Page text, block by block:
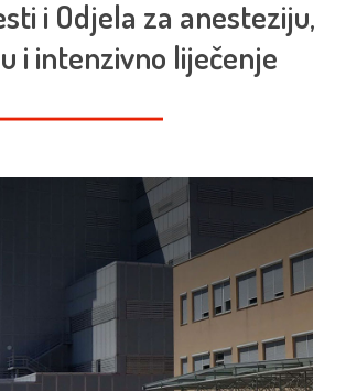
i Odjela za anesteziju,
i intenzivno liječenje